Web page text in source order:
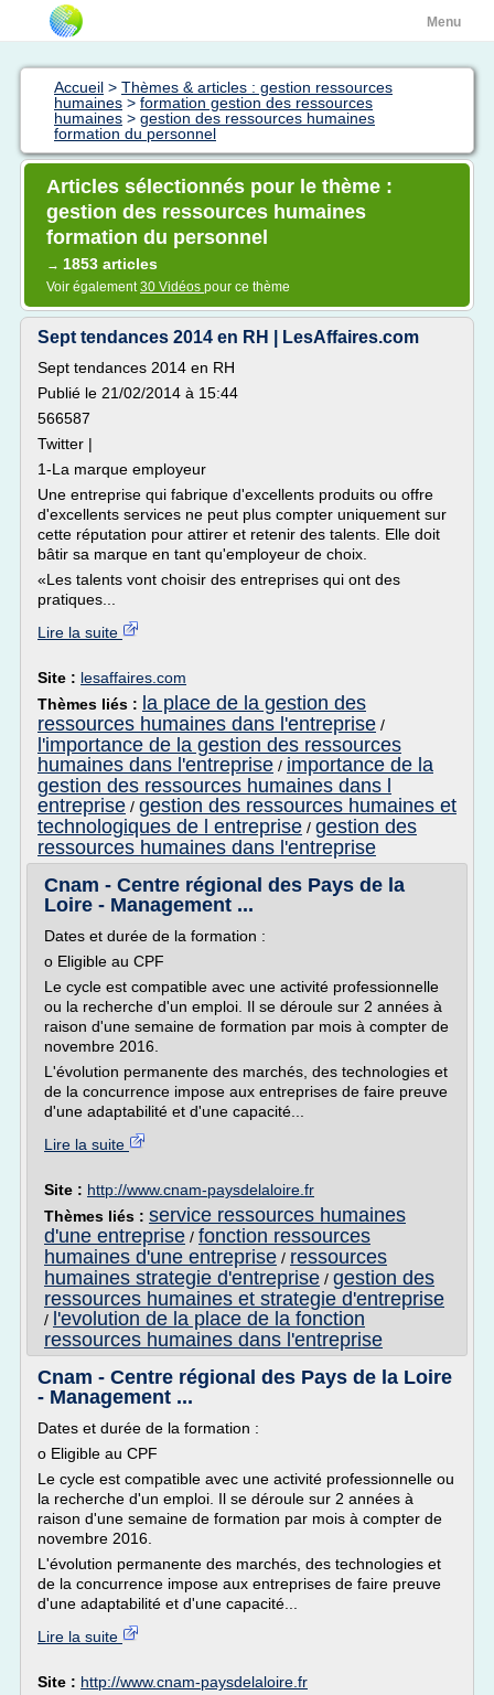
Menu
Accueil > Thèmes & articles : gestion ressources
humaines > formation gestion des ressources
humaines > gestion des ressources humaines
formation du personnel
Articles sélectionnés pour le thème :
gestion des ressources humaines
formation du personnel
→ 1853 articles
Voir également30 Vidéos pour ce thème
Sept tendances 2014 en RH | LesAffaires.com
Sept tendances 2014 en RH
Publié le 21/02/2014 à 15:44
566587
Twitter |
1-La marque employeur
Une entreprise qui fabrique d'excellents produits ou offre
d'excellents services ne peut plus compter uniquement sur
cette réputation pour attirer et retenir des talents. Elle doit
bâtir sa marque en tant qu'employeur de choix.
«Les talents vont choisir des entreprises qui ont des
pratiques...
Lire la suite
Site : lesaffaires.com
Thèmes liés : la place de la gestion des
ressources humaines dans l'entreprise /
l'importance de la gestion des ressources
humaines dans l'entreprise / importance de la
gestion des ressources humaines dans l
entreprise / gestion des ressources humaines et
technologiques de l entreprise / gestion des
ressources humaines dans l'entreprise
Cnam - Centre régional des Pays de la
Loire - Management ...
Dates et durée de la formation :
o Eligible au CPF
Le cycle est compatible avec une activité professionnelle
ou la recherche d'un emploi. Il se déroule sur 2 années à
raison d'une semaine de formation par mois à compter de
novembre 2016.
L'évolution permanente des marchés, des technologies et
de la concurrence impose aux entreprises de faire preuve
d'une adaptabilité et d'une capacité...
Lire la suite
Site : http://www.cnam-paysdelaloire.fr
Thèmes liés : service ressources humaines
d'une entreprise / fonction ressources
humaines d'une entreprise / ressources
humaines strategie d'entreprise / gestion des
ressources humaines et strategie d'entreprise
/ l'evolution de la place de la fonction
ressources humaines dans l'entreprise
Cnam - Centre régional des Pays de la Loire
- Management ...
Dates et durée de la formation :
o Eligible au CPF
Le cycle est compatible avec une activité professionnelle ou
la recherche d'un emploi. Il se déroule sur 2 années à
raison d'une semaine de formation par mois à compter de
novembre 2016.
L'évolution permanente des marchés, des technologies et
de la concurrence impose aux entreprises de faire preuve
d'une adaptabilité et d'une capacité...
Lire la suite
Site : http://www.cnam-paysdelaloire.fr